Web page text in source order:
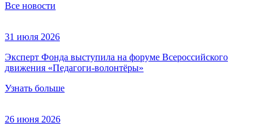
Все новости
31 июля 2026
Эксперт Фонда выступила на форуме Всероссийского
движения «Педагоги-волонтёры»
Узнать больше
26 июня 2026